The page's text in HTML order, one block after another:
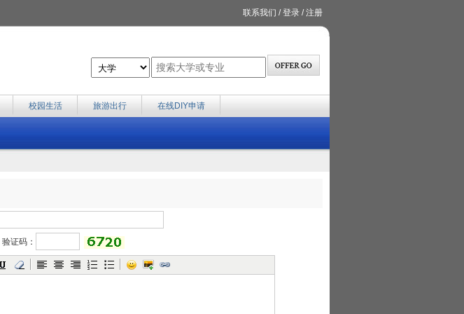
联系我们 /登录 /注册
校园生活 旅游出行 在线DIY申请
验证码：